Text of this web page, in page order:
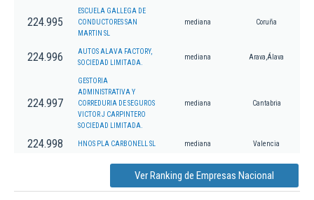
224.995
ESCUELA GALLEGA DE
CONDUCTORES SAN
MARTIN SL
mediana Coruña
224.996
AUTOS ALAVA FACTORY,
SOCIEDAD LIMITADA.
mediana Arava,Álava
224.997
GESTORIA
ADMINISTRATIVA Y
CORREDURIA DE SEGUROS
VICTOR J CARPINTERO
SOCIEDAD LIMITADA.
mediana Cantabria
224.998 HNOS PLA CARBONELL SL mediana Valencia
Ver Ranking de Empresas Nacional